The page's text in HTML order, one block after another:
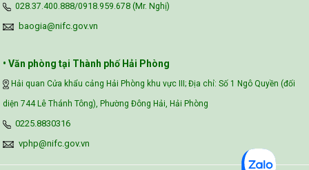
028.37.400.888/0918.959.678 (Mr. Nghị)
baogia@nifc.gov.vn
• Văn phòng tại Thành phố Hải Phòng
Hải quan Cửa khẩu cảng Hải Phòng khu vực III; Địa chỉ: Số 1 Ngô Quyền (đối
diện 744 Lê Thánh Tông), Phường Đông Hải, Hải Phòng
0225.8830316
vphp@nifc.gov.vn